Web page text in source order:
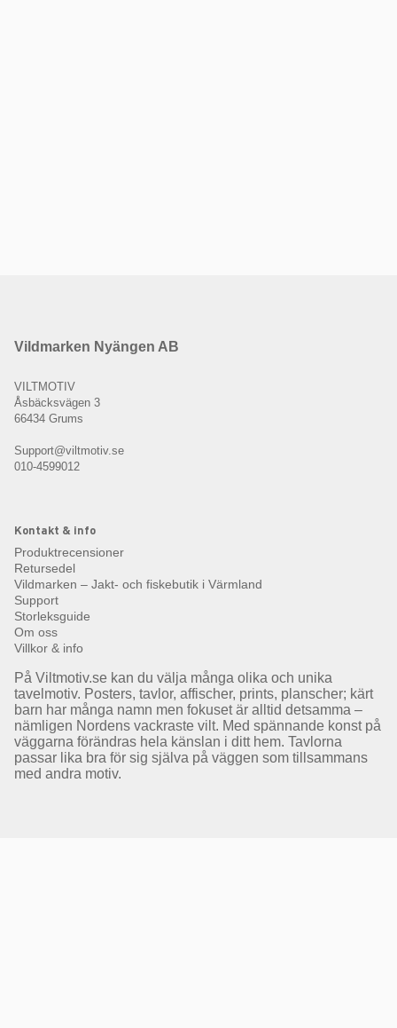
Vildmarken Nyängen AB
VILTMOTIV
Åsbäcksvägen 3
66434 Grums
Support@viltmotiv.se
010-4599012
Kontakt & info
Produktrecensioner
Retursedel
Vildmarken – Jakt- och fiskebutik i Värmland
Support
Storleksguide
Om oss
Villkor & info
På Viltmotiv.se kan du välja många olika och unika
tavelmotiv. Posters, tavlor, affischer, prints, planscher; kärt
barn har många namn men fokuset är alltid detsamma –
nämligen Nordens vackraste vilt. Med spännande konst på
väggarna förändras hela känslan i ditt hem. Tavlorna
passar lika bra för sig själva på väggen som tillsammans
med andra motiv.